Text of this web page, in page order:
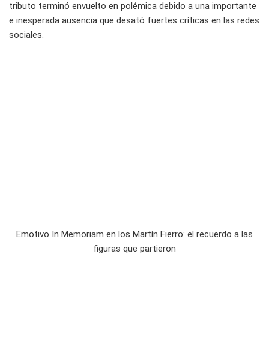
tributo terminó envuelto en polémica debido a una importante
e inesperada ausencia que desató fuertes críticas en las redes
sociales.
Emotivo In Memoriam en los Martín Fierro: el recuerdo a las
figuras que partieron